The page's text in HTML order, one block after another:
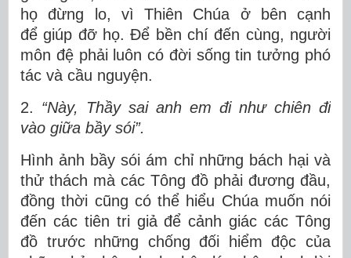
họ đừng lo, vì Thiên Chúa ở bên cạnh
để giúp đỡ họ. Để bền chí đến cùng, người
môn đệ phải luôn có đời sống tin tưởng phó
tác và cầu nguyện.
2. “Này, Thầy sai anh em đi như chiên đi
vào giữa bầy sói”.
Hình ảnh bầy sói ám chỉ những bách hại và
thử thách mà các Tông đồ phải đương đầu,
đồng thời cũng có thể hiểu Chúa muốn nói
đến các tiên tri giả để cảnh giác các Tông
đồ trước những chống đối hiểm độc của